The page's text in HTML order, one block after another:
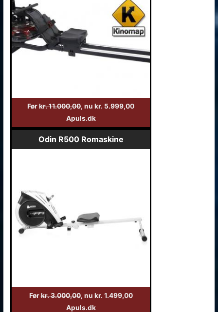
Førkr. 11.000,00, nu kr. 5.999,00
Apuls.dk
Odin R500 Romaskine
Førkr. 3.000,00, nu kr. 1.499,00
Apuls.dk